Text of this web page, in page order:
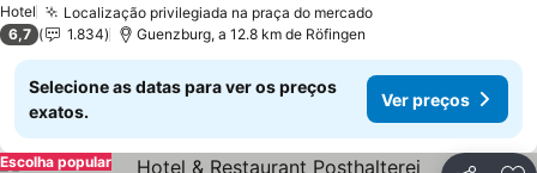
Hotel Localização privilegiada na praça do mercado
6,7 1.834 Guenzburg, a 12.8 km de Röfingen
Selecione as datas para ver os preços
exatos.
Ver preços
Escolha popular